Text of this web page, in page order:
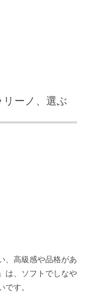
ーノ、選ぶ
、高級感や品格があ
は、ソフトでしなや
です。